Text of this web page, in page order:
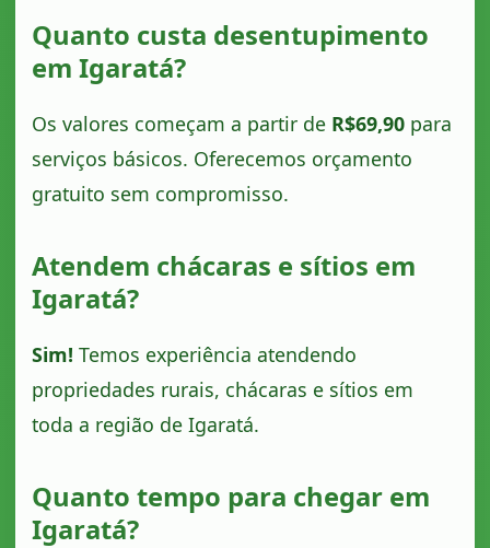
Quanto custa desentupimento
em Igaratá?
Os valores começam a partir de R$69,90 para
serviços básicos. Oferecemos orçamento
gratuito sem compromisso.
Atendem chácaras e sítios em
Igaratá?
Sim! Temos experiência atendendo
propriedades rurais, chácaras e sítios em
toda a região de Igaratá.
Quanto tempo para chegar em
Igaratá?